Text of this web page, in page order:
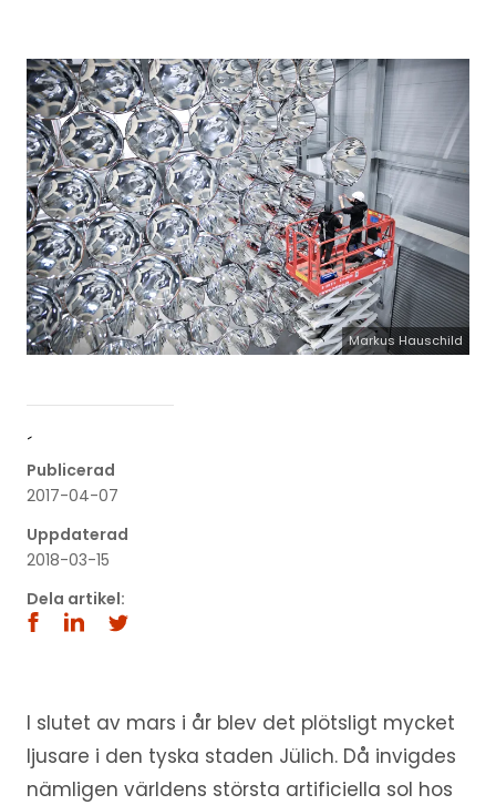
Markus Hauschild
´
Publicerad
2017-04-07
Uppdaterad
2018-03-15
Dela artikel:
I slutet av mars i år blev det plötsligt mycket
ljusare i den tyska staden Jülich. Då invigdes
nämligen världens största artificiella sol hos